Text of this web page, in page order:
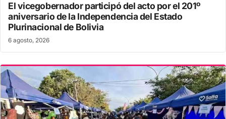
El vicegobernador participó del acto por el 201º
aniversario de la Independencia del Estado
Plurinacional de Bolivia
6 agosto, 2026